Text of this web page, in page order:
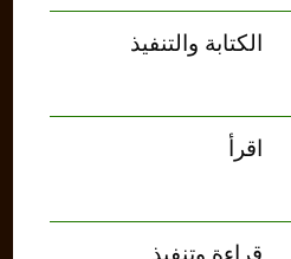
الكتابة والتنفيذ
اقرأ
قراءة وتنفيذ